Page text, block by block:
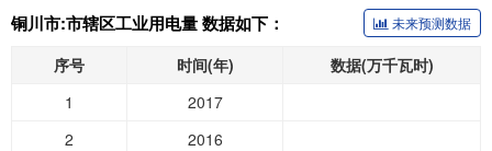
铜川市:市辖区工业用电量 数据如下： 未来预测数据
序号 时间(年)
数据(万千瓦时)
1
2017
2
2016